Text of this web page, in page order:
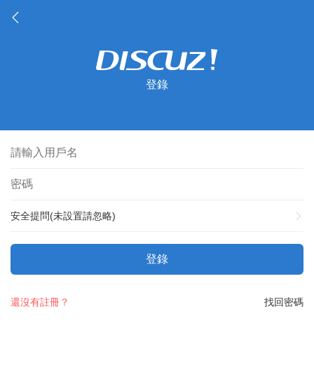
登錄
安全提問(未設置請忽略)
登錄
找回密碼
還沒有註冊？